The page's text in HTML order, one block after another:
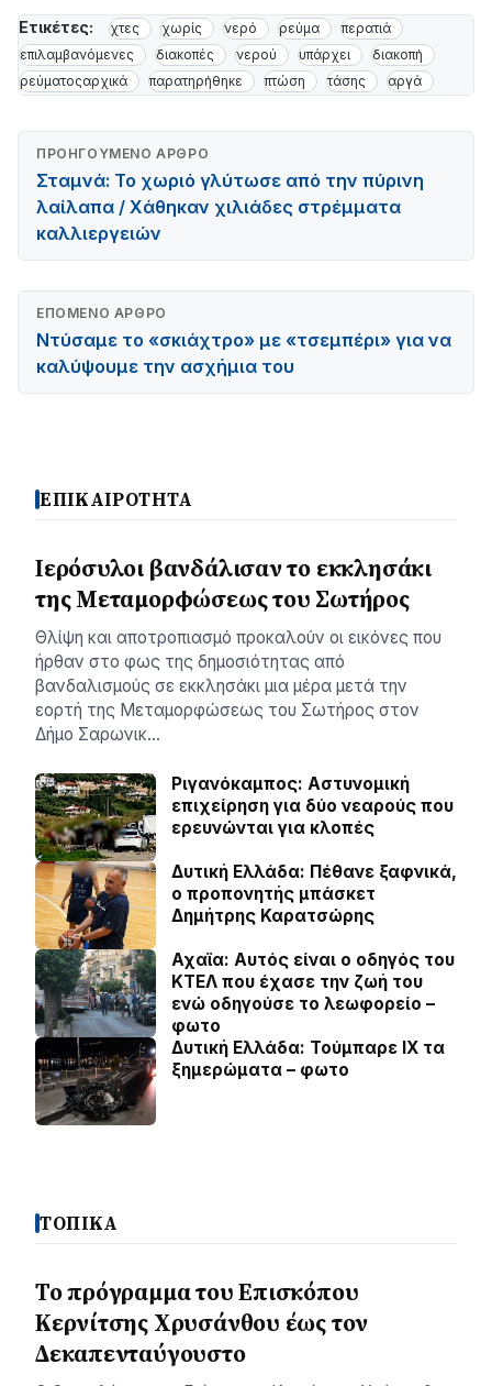
Ετικέτες: χτες χωρίς νερό ρεύμα
περατιά
επιλαμβανόμενες
διακοπές νερού υπάρχει
διακοπή
ρεύματοςαρχικά
παρατηρήθηκε πτώση τάσης αργά
ΠΡΟΗΓΟΎΜΕΝΟ ΆΡΘΡΟ
Σταμνά: Το χωριό γλύτωσε από την πύρινη
λαίλαπα / Χάθηκαν χιλιάδες στρέμματα
καλλιεργειών
ΕΠΌΜΕΝΟ ΆΡΘΡΟ
Ντύσαμε το «σκιάχτρο» με «τσεμπέρι» για να
καλύψουμε την ασχήμια του
ΕΠΙΚΑΙΡΟΤΗΤΑ
Ιερόσυλοι βανδάλισαν το εκκλησάκι
της Μεταμορφώσεως του Σωτήρος
Θλίψη και αποτροπιασμό προκαλούν οι εικόνες που
ήρθαν στο φως της δημοσιότητας από
βανδαλισμούς σε εκκλησάκι μια μέρα μετά την
εορτή της Μεταμορφώσεως του Σωτήρος στον
Δήμο Σαρωνικ…
Ριγανόκαμπος: Αστυνομική
επιχείρηση για δύο νεαρούς που
ερευνώνται για κλοπές
Δυτική Ελλάδα: Πέθανε ξαφνικά,
ο προπονητής μπάσκετ
Δημήτρης Καρατσώρης
Αχαϊα: Αυτός είναι ο οδηγός του
ΚΤΕΛ που έχασε την ζωή του
ενώ οδηγούσε το λεωφορείο –
φωτο
Δυτική Ελλάδα: Τούμπαρε ΙΧ τα
ξημερώματα – φωτο
ΤΟΠΙΚΑ
Το πρόγραμμα του Επισκόπου
Κερνίτσης Χρυσάνθου έως τον
Δεκαπενταύγουστο